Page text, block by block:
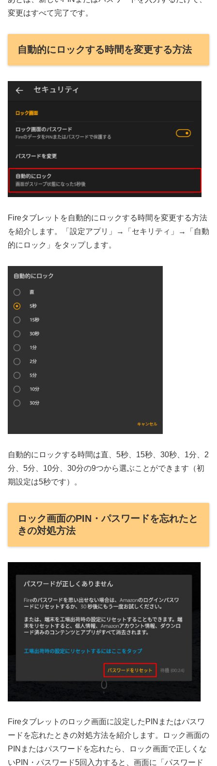
変更はすべて完了です。
自動的にロックする時間を変更する方法
Fireタブレットを自動的にロックする時間を変更する方法
を紹介します。「設定アプリ」→「セキリティ」→「自動
的にロック」をタップします。
自動的にロックする時間は直、5秒、15秒、30秒、1分、2
分、5分、10分、30分の9つから選ぶことができます（初
期設定は5秒です）。
ロック画面のPIN・パスワードを忘れたと
きの対処方法
Fireタブレットのロック画面に設定したPINまたはパスワ
ードを忘れたときの対処方法を紹介します。ロック画面の
PINまたはパスワードを忘れたら、ロック画面で正しくな
いPIN・パスワード5回入力すると、画面に「パスワード